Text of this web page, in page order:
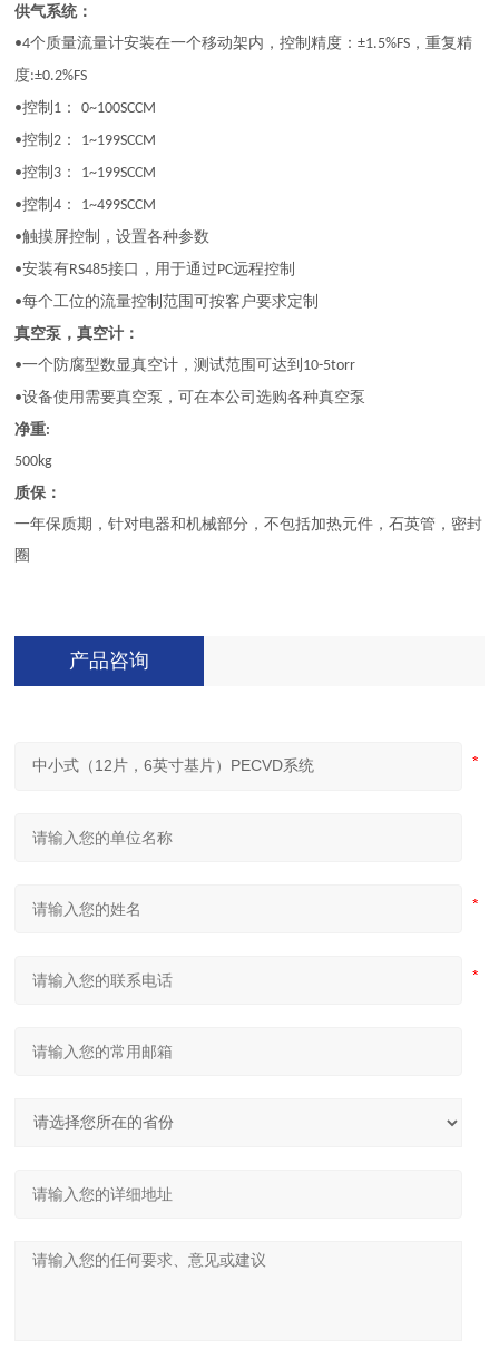
供气系统：
•4个质量流量计安装在一个移动架内，控制精度：±1.5%FS ，重复精
度:±0.2%FS
•控制 1 ：0~100SCCM
•控制2 ： 1~199SCCM
•控制 3 ： 1~199SCCM
•控制4 ： 1~499SCCM
•触摸屏控制，设置各种参数
•安装有RS485接口，用于通过PC远程控制
•每个工位的流量控制范围可按客户要求定制
真空泵，真空计：
•一个防腐型数显真空计，测试范围可达到 10-5torr
•设备使用需要真空泵，可在本公司选购各种真空泵
净重:
500kg
质保：
一年保质期，针对电器和机械部分，不包括加热元件，石英管，密封
圈
产品咨询